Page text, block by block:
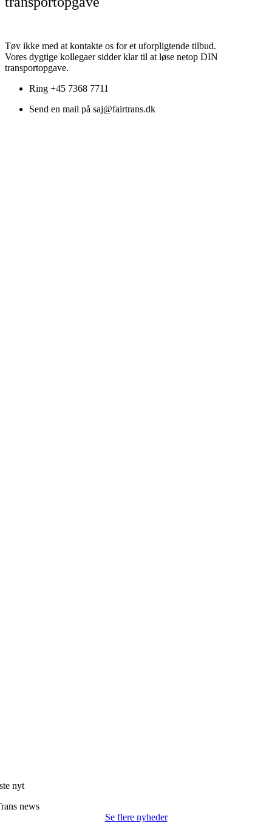
Tøv ikke med at kontakte os for et uforpligtende tilbud.
Vores dygtige kollegaer sidder klar til at løse netop DIN
transportopgave.
Ring +45 7368 7711
Send en mail på saj@fairtrans.dk
nyt
news
Se flere nyheder